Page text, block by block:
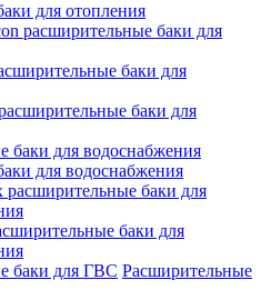
для отопления
расширительные баки для
баки для
баки для
для водоснабжения
расширительные баки для
баки для
Расширительные